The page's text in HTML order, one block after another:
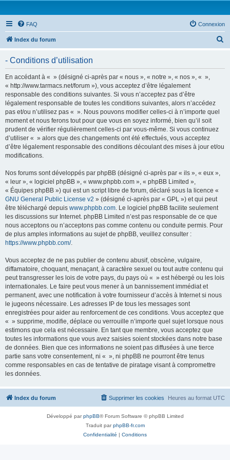
FAQ Connexion
Index du forum
- Conditions d’utilisation
En accédant à « » (désigné ci-après par « nous », « notre », « nos », « »,
« http://www.tarmacs.net/forum »), vous acceptez d’être légalement
responsable des conditions suivantes. Si vous n’acceptez pas d’être
légalement responsable de toutes les conditions suivantes, alors n’accédez
pas et/ou n’utilisez pas « ». Nous pouvons modifier celles-ci à n’importe quel
moment et nous ferons tout pour que vous en soyez informé, bien qu’il soit
prudent de vérifier régulièrement celles-ci par vous-même. Si vous continuez
d’utiliser « » alors que des changements ont été effectués, vous acceptez
d’être légalement responsable des conditions découlant des mises à jour et/ou
modifications.
Nos forums sont développés par phpBB (désigné ci-après par « ils », « eux »,
« leur », « logiciel phpBB », « www.phpbb.com », « phpBB Limited »,
« Équipes phpBB ») qui est un script libre de forum, déclaré sous la licence «
GNU General Public License v2 » (désigné ci-après par « GPL ») et qui peut
être téléchargé depuis www.phpbb.com. Le logiciel phpBB facilite seulement
les discussions sur Internet. phpBB Limited n’est pas responsable de ce que
nous acceptons ou n’acceptons pas comme contenu ou conduite permis. Pour
de plus amples informations au sujet de phpBB, veuillez consulter :
https://www.phpbb.com/.
Vous acceptez de ne pas publier de contenu abusif, obscène, vulgaire,
diffamatoire, choquant, menaçant, à caractère sexuel ou tout autre contenu qui
peut transgresser les lois de votre pays, du pays où « » est hébergé ou les lois
internationales. Le faire peut vous mener à un bannissement immédiat et
permanent, avec une notification à votre fournisseur d’accès à Internet si nous
le jugeons nécessaire. Les adresses IP de tous les messages sont
enregistrées pour aider au renforcement de ces conditions. Vous acceptez que
« » supprime, modifie, déplace ou verrouille n’importe quel sujet lorsque nous
estimons que cela est nécessaire. En tant que membre, vous acceptez que
toutes les informations que vous avez saisies soient stockées dans notre base
de données. Bien que ces informations ne soient pas diffusées à une tierce
partie sans votre consentement, ni « », ni phpBB ne pourront être tenus
comme responsables en cas de tentative de piratage visant à compromettre
les données.
Index du forum Heures au format UTC
Supprimer les cookies
Développé parphpBB® Forum Software © phpBB Limited
Traduit parphpBB-fr.com
Confidentialité | Conditions